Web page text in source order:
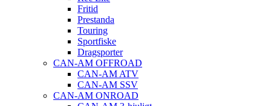
Fritid
Prestanda
Touring
Sportfiske
Dragsporter
CAN-AM OFFROAD
CAN-AM ATV
CAN-AM SSV
CAN-AM ONROAD